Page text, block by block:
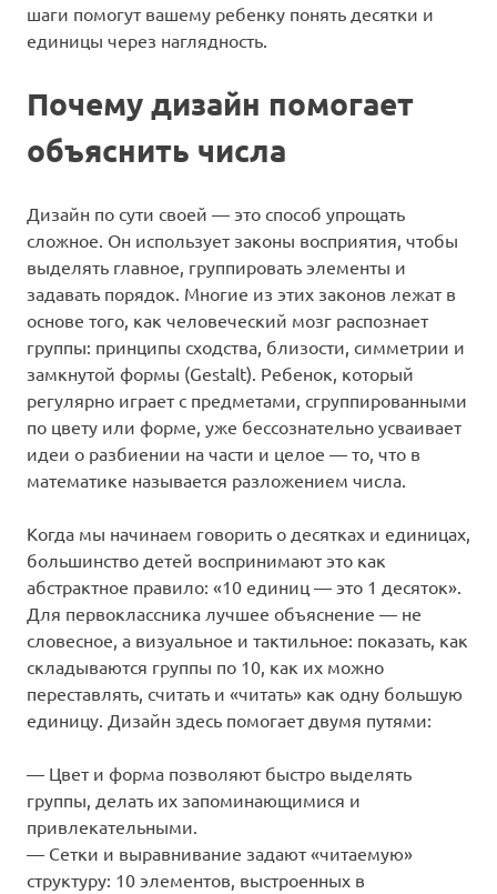
шаги помогут вашему ребенку понять десятки и
единицы через наглядность.
Почему дизайн помогает
объяснить числа
Дизайн по сути своей — это способ упрощать
сложное. Он использует законы восприятия, чтобы
выделять главное, группировать элементы и
задавать порядок. Многие из этих законов лежат в
основе того, как человеческий мозг распознает
группы: принципы сходства, близости, симметрии и
замкнутой формы (Gestalt). Ребенок, который
регулярно играет с предметами, сгруппированными
по цвету или форме, уже бессознательно усваивает
идеи о разбиении на части и целое — то, что в
математике называется разложением числа.
Когда мы начинаем говорить о десятках и единицах,
большинство детей воспринимают это как
абстрактное правило: «10 единиц — это 1 десяток».
Для первоклассника лучшее объяснение — не
словесное, а визуальное и тактильное: показать, как
складываются группы по 10, как их можно
переставлять, считать и «читать» как одну большую
единицу. Дизайн здесь помогает двумя путями:
— Цвет и форма позволяют быстро выделять
группы, делать их запоминающимися и
привлекательными.
— Сетки и выравнивание задают «читаемую»
структуру: 10 элементов, выстроенных в